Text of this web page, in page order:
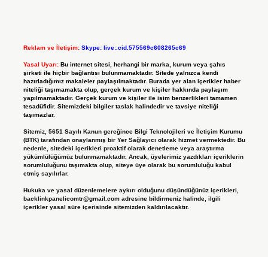
Reklam ve İletişim: Skype: live:.cid.575569c608265c69
Yasal Uyarı: Bu internet sitesi, herhangi bir marka, kurum veya şahıs
şirketi ile hiçbir bağlantısı bulunmamaktadır. Sitede yalnızca kendi
hazırladığımız makaleler paylaşılmaktadır. Burada yer alan içerikler haber
niteliği taşımamakta olup, gerçek kurum ve kişiler hakkında paylaşım
yapılmamaktadır. Gerçek kurum ve kişiler ile isim benzerlikleri tamamen
tesadüfidir. Sitemizdeki bilgiler taslak halindedir ve tavsiye niteliği
taşımazlar.
Sitemiz, 5651 Sayılı Kanun gereğince Bilgi Teknolojileri ve İletişim Kurumu
(BTK) tarafından onaylanmış bir Yer Sağlayıcı olarak hizmet vermektedir. Bu
nedenle, sitedeki içerikleri proaktif olarak denetleme veya araştırma
yükümlülüğümüz bulunmamaktadır. Ancak, üyelerimiz yazdıkları içeriklerin
sorumluluğunu taşımakta olup, siteye üye olarak bu sorumluluğu kabul
etmiş sayılırlar.
Hukuka ve yasal düzenlemelere aykırı olduğunu düşündüğünüz içerikleri,
backlinkpanelicomtr@gmail.comadresine bildirmeniz halinde, ilgili
içerikler yasal süre içerisinde sitemizden kaldırılacaktır.